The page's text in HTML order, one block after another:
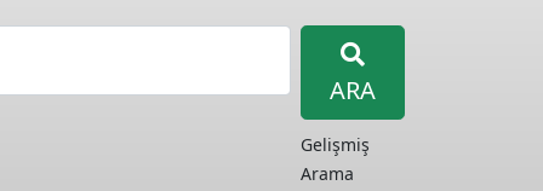
ARA
Gelişmiş
Arama